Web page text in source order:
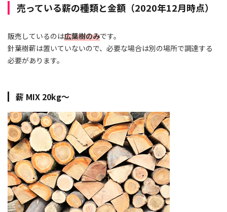
売っている薪の種類と金額（2020年12月時点）
販売しているのは広葉樹のみです。
針葉樹薪は置いていないので、必要な場合は別の場所で調達する
必要があります。
薪 MIX 20kg～